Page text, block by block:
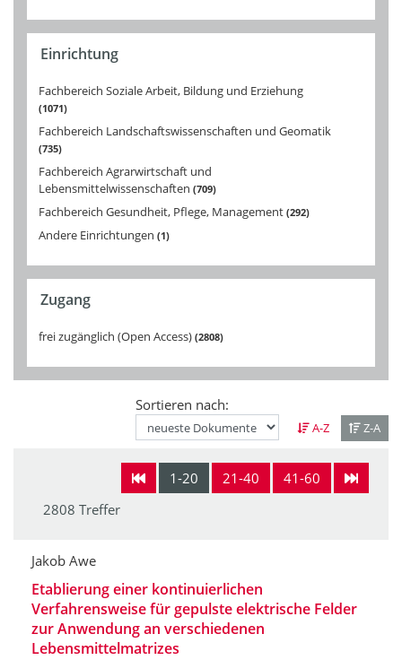
Einrichtung
Fachbereich Soziale Arbeit, Bildung und Erziehung
1071
Fachbereich Landschaftswissenschaften und Geomatik
735
Fachbereich Agrarwirtschaft und
Lebensmittelwissenschaften 709
Fachbereich Gesundheit, Pflege, Management 292
Andere Einrichtungen 1
Zugang
frei zugänglich (Open Access) 2808
Sortieren nach:
A-Z Z-A
1-20 21-40
41-60
2808 Treffer
Jakob Awe
Etablierung einer kontinuierlichen
Verfahrensweise für gepulste elektrische Felder
zur Anwendung an verschiedenen
Lebensmittelmatrizes